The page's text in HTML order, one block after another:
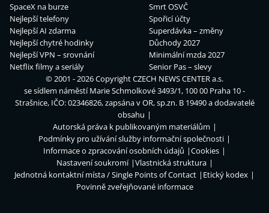
SpaceX na burze
Nejlepší telefony
Nejlepší AI zdarma
Nejlepší chytré hodinky
Nejlepší VPN – srovnání
Netflix filmy a seriály
Smrt OSVČ
Spořicí účty
Superdávka – změny
Důchody 2027
Minimální mzda 2027
Senior Pas – slevy
© 2001 - 2026 CopyrightCZECH NEWS CENTER a.s.
se sídlem náměstí Marie Schmolkové 3493/1, 100 00 Praha 10 -
Strašnice, IČO: 02346826, zapsána v OR, sp.zn. B 19490 a dodavatelé
obsahu
Autorská práva k publikovaným materiálům
Podmínky pro užívání služby informační společnosti
Informace o zpracování osobních údajů
Cookies
Nastavení soukromí
Vlastnická struktura
Jednotná kontaktní místa / Single Points of Contact
Etický kodex
Povinně zveřejňované informace